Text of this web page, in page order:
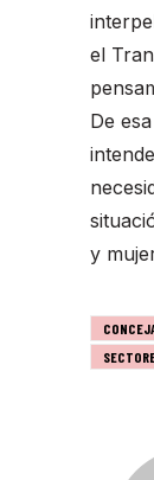
el
De
y